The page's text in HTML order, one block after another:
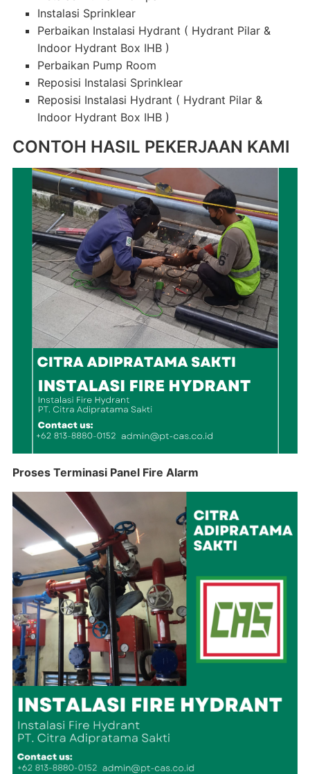
Instalasi Sprinklear
Perbaikan Instalasi Hydrant ( Hydrant Pilar &
Indoor Hydrant Box IHB )
Perbaikan Pump Room
Reposisi Instalasi Sprinklear
Reposisi Instalasi Hydrant ( Hydrant Pilar &
Indoor Hydrant Box IHB )
CONTOH HASIL PEKERJAAN KAMI
Proses Terminasi Panel Fire Alarm